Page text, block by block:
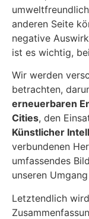
anderen Seite
negative
ist es wichtig,
Wir werden
betrachten,
erneuerbaren
Cities, den
Künstlicher
verbundenen
umfassendes
unseren
Letztendlich